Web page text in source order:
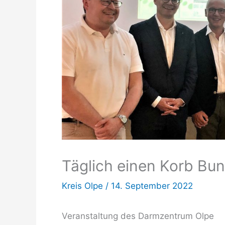
Täglich einen Korb
Kreis Olpe / 14. September 2022
Veranstaltung des Darmzentrum Olpe